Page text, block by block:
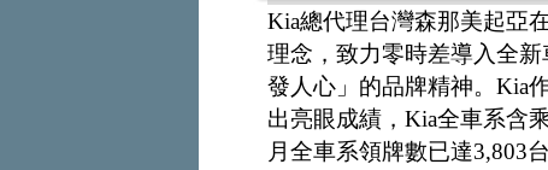
Kia總代理台灣森那美起亞
理念，致力零時差導入全新
發人心」的品牌精神。Kia
出亮眼成績，Kia全車系含
月全車系領牌數已達3,803